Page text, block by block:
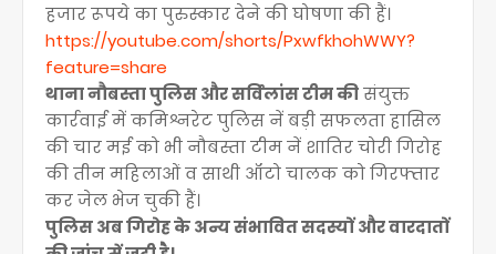
हजार रूपये का पुरुस्कार देने की घोषणा की हैं।
https://youtube.com/shorts/PxwfkhohWWY?
feature=share
थाना नौबस्ता पुलिस और सर्विलांस टीम कीसंयुक्त
कार्रवाई में कमिश्नरेट पुलिस नें बड़ी सफलता हासिल
की चार मई को भी नौबस्ता टीम नें शातिर चोरी गिरोह
की तीन महिलाओं व साथी ऑटो चालक को गिरफ्तार
कर जेल भेज चुकी हैं।
पुलिस अब गिरोह के अन्य संभावित सदस्यों और वारदातों